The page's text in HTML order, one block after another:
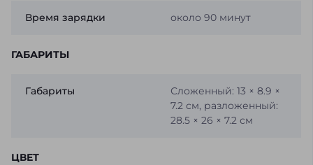
Время зарядки около 90 минут
ГАБАРИТЫ
Габариты
Сложенный: 13 × 8.9 ×
7.2 см, разложенный:
28.5 × 26 × 7.2 см
ЦВЕТ